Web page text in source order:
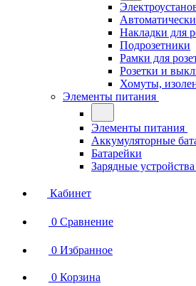
Накладки для
Подрозетники
Рамки для
Розетки и
Хомуты,
Элементы питания
Элементы питания
Аккумуляторные
Батарейки
Зарядные
Кабинет
0 Сравнение
0 Избранное
0 Корзина